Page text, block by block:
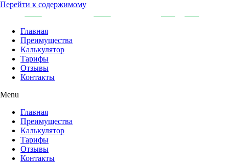
Перейти к содержимому
Главная
Преимущества
Калькулятор
Тарифы
Отзывы
Контакты
Menu
Главная
Преимущества
Калькулятор
Тарифы
Отзывы
Контакты